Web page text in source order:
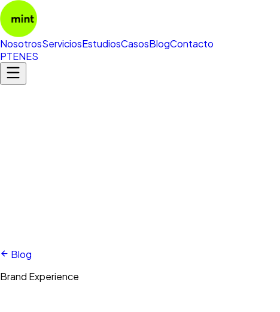
NosotrosServiciosEstudiosCasosBlogContacto
PTENES
Blog
Brand Experience